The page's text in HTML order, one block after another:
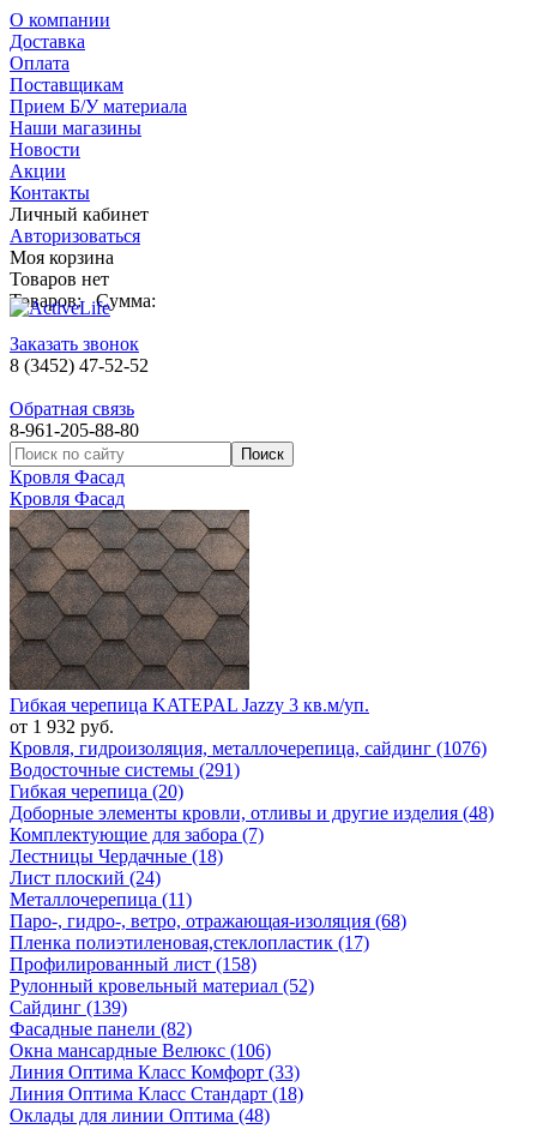
О компании
Доставка
Оплата
Поставщикам
Прием Б/У материала
Наши магазины
Новости
Акции
Контакты
Личный кабинет
Авторизоваться
Моя корзина
Товаров нет
Товаров: Сумма:
Заказать звонок
8 (3452) 47-52-52
Обратная связь
8-961-205-88-80
Кровля Фасад
Кровля Фасад
Гибкая черепица KATEPAL Jazzy 3 кв.м/уп.
от 1 932 руб.
Кровля, гидроизоляция, металлочерепица, сайдинг (1076)
Водосточные системы (291)
Гибкая черепица (20)
Доборные элементы кровли, отливы и другие изделия (48)
Комплектующие для забора (7)
Лестницы Чердачные (18)
Лист плоский (24)
Металлочерепица (11)
Паро-, гидро-, ветро, отражающая-изоляция (68)
Пленка полиэтиленовая,стеклопластик (17)
Профилированный лист (158)
Рулонный кровельный материал (52)
Сайдинг (139)
Фасадные панели (82)
Окна мансардные Велюкс (106)
Линия Оптима Класс Комфорт (33)
Линия Оптима Класс Стандарт (18)
Оклады для линии Оптима (48)